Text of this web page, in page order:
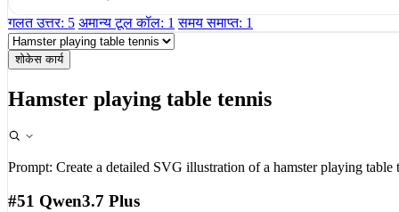
गलत उत्तर: 5 अमान्य टूल कॉल: 1 समय समाप्त: 1
शोकेस कार्य
Hamster playing table tennis
Prompt: Create a detailed SVG illustration of a hamster playing table
#51 Qwen3.7 Plus